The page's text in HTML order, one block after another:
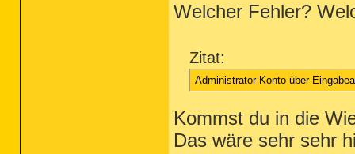
Welcher Fehler?
Zitat:
Administrator-Konto über
Kommst du in die
Das wäre sehr sehr